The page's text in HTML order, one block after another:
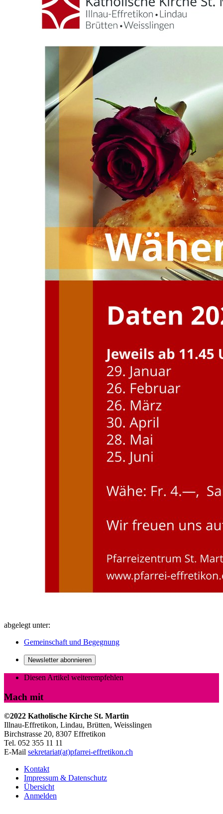
abgelegt unter:
Gemeinschaft und Begegnung
Newsletter abonnieren
Diesen Artikel weiterempfehlen
Mach mit
©2022 Katholische Kirche St. Martin
Illnau-Effretikon, Lindau, Brütten, Weisslingen
Birchstrasse 20, 8307 Effretikon
Tel. 052 355 11 11
E-Mail sekretariat(at)pfarrei-effretikon.ch
Kontakt
Impressum & Datenschutz
Übersicht
Anmelden